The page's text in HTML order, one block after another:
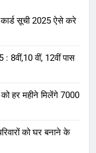
सूची 2025 ऐसे करे
वीं, 12वीं पास
हर महीने मिलेंगे 7000
को घर बनाने के